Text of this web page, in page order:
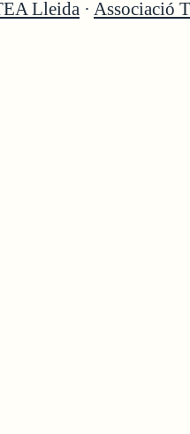
Lleida · Associació